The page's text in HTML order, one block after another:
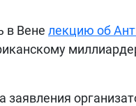
в Вене лекцию об
заявления